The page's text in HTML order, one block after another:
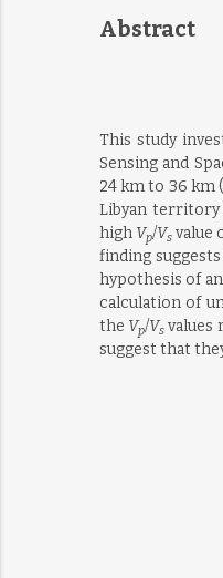
Abstract
This study
Sensing and
24 km to 36 km
Libyan territory
high Vp/Vsvalue
finding
hypothesis of
calculation of
the Vp/Vs values
suggest that